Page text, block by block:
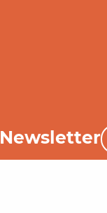
Newsletter